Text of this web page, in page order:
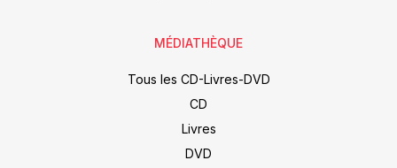
MÉDIATHÈQUE
Tous les CD-Livres-DVD
CD
Livres
DVD